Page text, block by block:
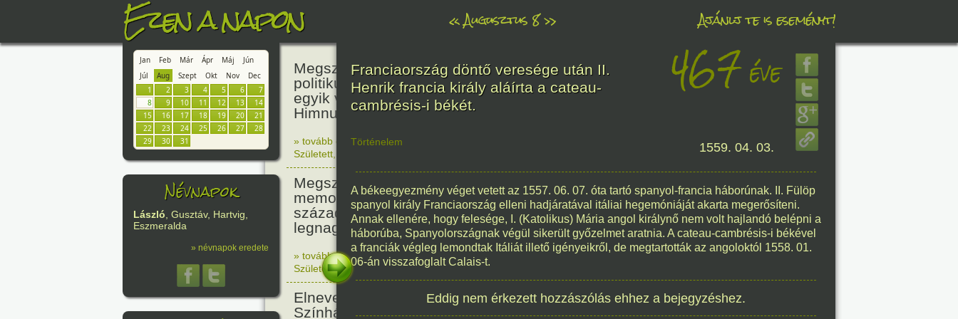
Ezen a napon «Augusztus 8» Ajánlj te is eseményt!
Jan Feb Már Ápr Máj
Jún
Júl
Aug Szept Okt Nov
Dec
1
2 3 4 5 6
7
8
9 10 11 12 13
14
15
16 17 18 19 20
21
22
23 24 25 26 27
28
29
30 31
Névnapok
László, Gusztáv, Hartvig,
Eszmeralda
» névnapok eredete
Megszületett Kölcsey Ferenc költő,
politikus, akadémikus, a reformkor
egyik vezéregyénisége, a nemzeti
Himnusz költője.
236
» tovább olvasom|1 hozzászólás, szólj Te is hozzá!
Született
Megszületett Mikes Kelemen
memoáríró, műfordító, a XVIII.
századi magyar prózairodalom
legnagyobb alakja.
336éve
» tovább olvasom
1 hozzászólás, szólj Te is hozzá!
Született,Történelem,Irodalom,Magyar
Elnevezték a Pesti Magyar
Színházat Nemzeti Színháznak.
186éve
Franciaország döntő veresége után II.
Henrik francia király aláírta a cateau-
cambrésis-i békét.
467éve
Történelem 1559. 04. 03.
A békeegyezmény véget vetett az 1557. 06. 07. óta tartó spanyol-francia háborúnak. II. Fülöp
spanyol király Franciaország elleni hadjáratával itáliai hegemóniáját akarta megerősíteni.
Annak ellenére, hogy felesége, I. (Katolikus) Mária angol királynő nem volt hajlandó belépni a
háborúba, Spanyolországnak végül sikerült győzelmet aratnia. A cateau-cambrésis-i békével
a franciák végleg lemondtak Itáliát illető igényeikről, de megtartották az angoloktól 1558. 01.
06-án visszafoglalt Calais-t.
Eddig nem érkezett hozzászólás ehhez a bejegyzéshez.